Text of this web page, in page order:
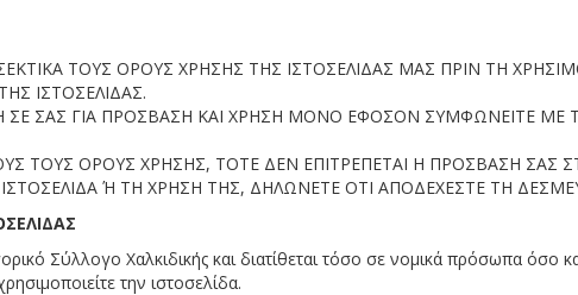
ΤΟΥΣ ΟΡΟΥΣ ΧΡΗΣΗΣ ΤΗΣ ΙΣΤΟΣΕΛΙΔΑΣ ΜΑΣ ΠΡΙΝ ΤΗ
ΙΣΤΟΣΕΛΙΔΑΣ.
ΣΕ ΣΑΣ ΓΙΑ ΠΡΟΣΒΑΣΗ ΚΑΙ ΧΡΗΣΗ ΜΟΝΟ ΕΦΟΣΟΝ ΣΥΜΦΩΝΕΙΤΕ
ΤΟΥΣ ΟΡΟΥΣ ΧΡΗΣΗΣ, ΤΟΤΕ ΔΕΝ ΕΠΙΤΡΕΠΕΤΑΙ Η ΠΡΟΣΒΑΣΗ ΣΑΣ
Ή ΤΗ ΧΡΗΣΗ ΤΗΣ, ΔΗΛΩΝΕΤΕ ΟΤΙ ΑΠΟΔΕΧΕΣΤΕ ΤΗ
Σύλλογο Χαλκιδικής και διατίθεται τόσο σε νομικά πρόσωπα
την ιστοσελίδα.